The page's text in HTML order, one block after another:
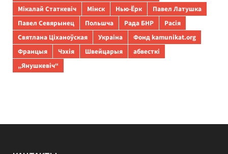
Мікалай Статкевіч
Мінск Нью-Ёрк
Павел Латушка
Павел Севярынец
Польшча Рада БНР
Расія
Святлана Ціханоўская
Украіна
Фонд kamunikat.org
Францыя
Чэхія Швейцарыя
абвесткі
„Янушкевіч“